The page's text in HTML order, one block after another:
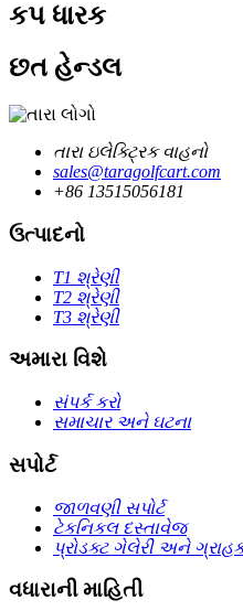
કપ ધારક
છત હેન્ડલ
તારા ઇલેક્ટ્રિક વાહનો
sales@taragolfcart.com
+86 13515056181
ઉત્પાદનો
T1 શ્રેણી
T2 શ્રેણી
T3 શ્રેણી
અમારા વિશે
સંપર્ક કરો
સમાચાર અને ઘટના
સપોર્ટ
જાળવણી સપોર્ટ
ટેકનિકલ દસ્તાવેજ
પ્રોડક્ટ ગેલેરી અને
વધારાની માહિતી